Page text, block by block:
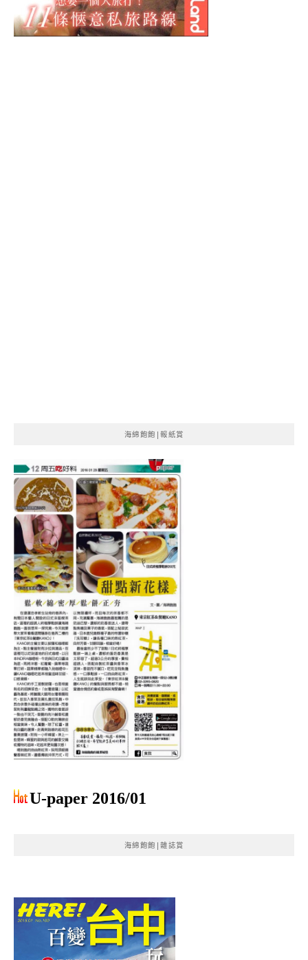
海綿飽飽|報紙賞
U-paper 2016/01
海綿飽飽|雜誌賞